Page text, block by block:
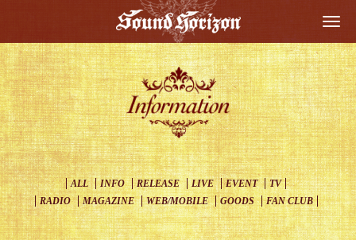
ALL INFO RELEASE LIVE EVENT
TV
RADIO
MAGAZINE WEB/MOBILE GOODS FAN CLUB